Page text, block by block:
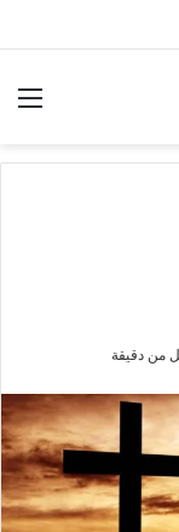
من دقيقة